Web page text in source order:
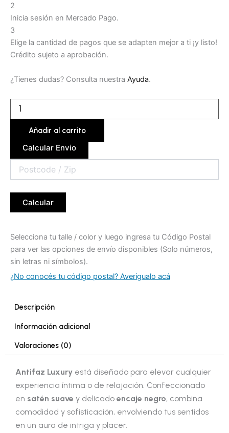
2
Inicia sesión en Mercado Pago.
3
Elige la cantidad de pagos que se adapten mejor a ti ¡y listo!
Crédito sujeto a aprobación.
¿Tienes dudas? Consulta nuestra Ayuda.
Añadir al carrito
Calcular Envio
Calcular
Selecciona tu talle / color y luego ingresa tu Código Postal
para ver las opciones de envío disponibles (Solo números,
sin letras ni símbolos).
¿No conocés tu código postal? Averigualo acá
Descripción
Información adicional
Valoraciones (0)
Antifaz Luxury está diseñado para elevar cualquier
experiencia íntima o de relajación. Confeccionado
en satén suave y delicado encaje negro, combina
comodidad y sofisticación, envolviendo tus sentidos
en un aura de intriga y placer.